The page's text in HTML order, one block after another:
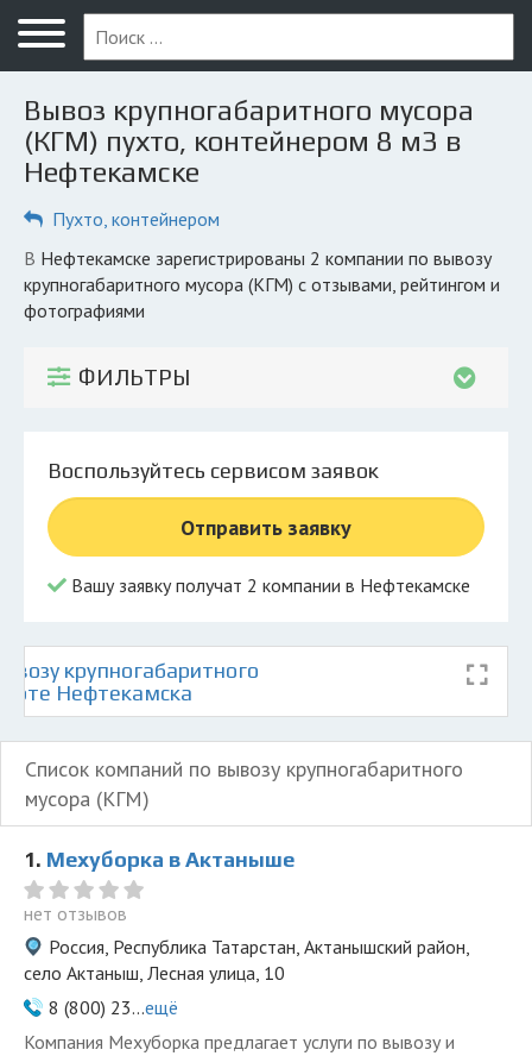
Меню
Главная
Вопрос юристу
Нефтекамск
ПОЛЬЗОВАТЕЛЯМ
Компании
Экоблог
Личный кабинет
Вывоз крупногабаритного мусора
(КГМ) пухто, контейнером 8 м3 в
Нефтекамске
Пухто, контейнером
в Нефтекамске зарегистрированы 2 компании по вывозу
крупногабаритного мусора (КГМ) с отзывами, рейтингом и
фотографиями
ФИЛЬТРЫ
Воспользуйтесь сервисом заявок
Отправить заявку
Вашу заявку получат 2 компании в Нефтекамске
крупногабаритного
Нефтекамска
Список компаний по вывозу крупногабаритного
мусора (КГМ)
1. Мехуборка в Актаныше
нет отзывов
Россия, Республика Татарстан, Актанышский район,
село Актаныш, Лесная улица, 10
8 (800) 23...ещё
Компания Мехуборка предлагает услуги по вывозу и